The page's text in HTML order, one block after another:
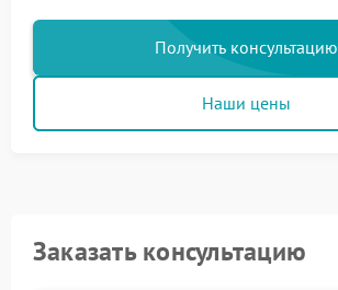
Получить консультацию
Наши цены
Заказать консультацию